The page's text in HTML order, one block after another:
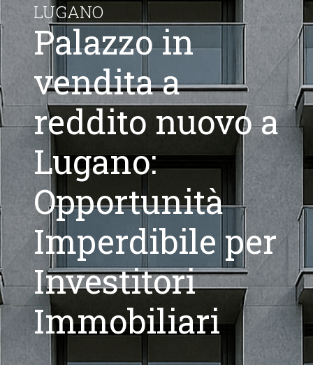
LUGANO
Palazzo in
vendita a
reddito nuovo a
Lugano:
Opportunità
Imperdibile per
Investitori
Immobiliari